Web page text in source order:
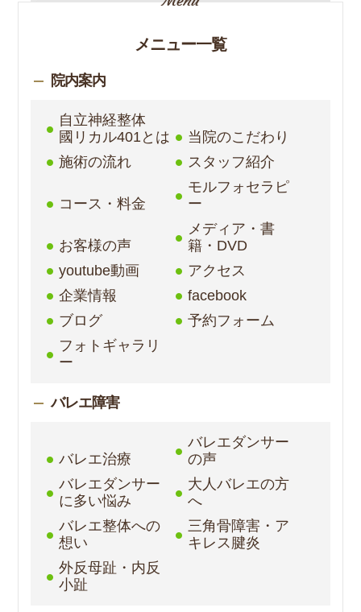
メニュー一覧
院内案内
自立神経整体
國リカル401とは
当院のこだわり
施術の流れ
スタッフ紹介
コース・料金
モルフォセラピ
ー
お客様の声
メディア・書
籍・DVD
youtube動画
アクセス
企業情報
facebook
ブログ
予約フォーム
フォトギャラリ
ー
バレエ障害
バレエ治療
バレエダンサー
の声
バレエダンサー
に多い悩み
大人バレエの方
へ
バレエ整体への
想い
三角骨障害・ア
キレス腱炎
外反母趾・内反
小趾